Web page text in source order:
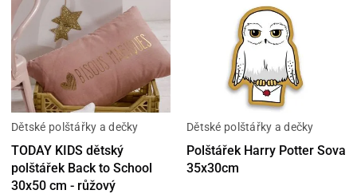
Dětské polštářky a dečky
TODAY KIDS dětský
polštářek Back to School
30x50 cm - růžový
Dětské polštářky a dečky
Polštářek Harry Potter Sova
35x30cm